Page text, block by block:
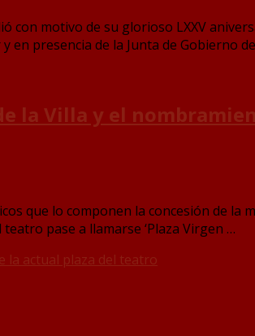
con motivo de su glorioso LXXV
en presencia de la Junta de Gobierno
la Villa y el
que lo componen la concesión de la
pase a llamarse ‘Plaza Virgen …
la actual plaza del teatro